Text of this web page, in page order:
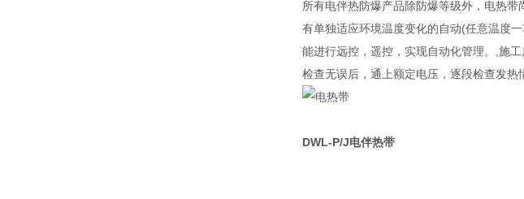
所有电伴热防爆产品除防爆等级外，电热
有单独适应环境温度变化的自动(任意温度
能进行远控，遥控，实现自动化管理。,施
检查无误后，通上额定电压，逐段检查发热
DWL-P/J电伴热带